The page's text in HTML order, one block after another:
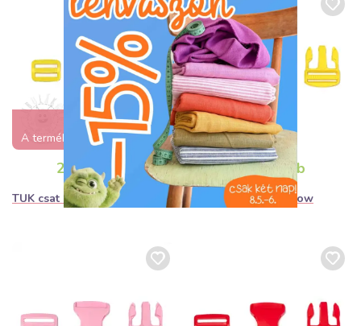
Közkedvelt
A termék akár 1 napon belül
elfogyhat!
280Ft. / db
TUK csat 25 mm yellow
360Ft. / db
TUK csat 38 mm yellow